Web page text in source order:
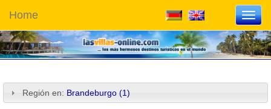
Home
Región en: Brandeburgo (1)